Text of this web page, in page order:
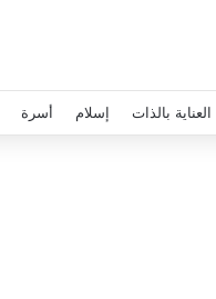
العناية بالذات إسلام أسرة